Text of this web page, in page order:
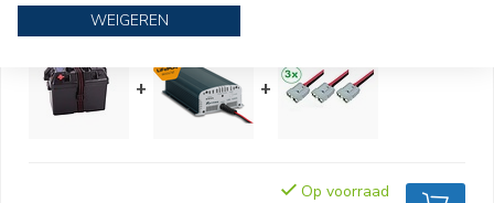
+ +
Op voorraad
WEIGEREN